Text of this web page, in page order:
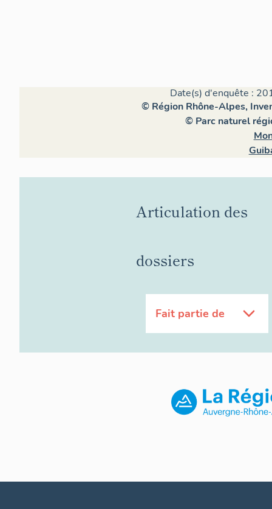
Date(s) d'enquête :
© Région Rhône-Alpes,
© Parc naturel
Articulation des
dossiers
Fait partie de